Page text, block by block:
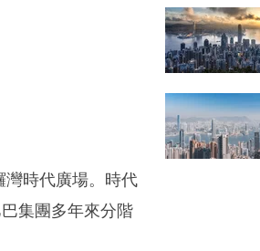
灣時代廣場。時代
集團多年來分階